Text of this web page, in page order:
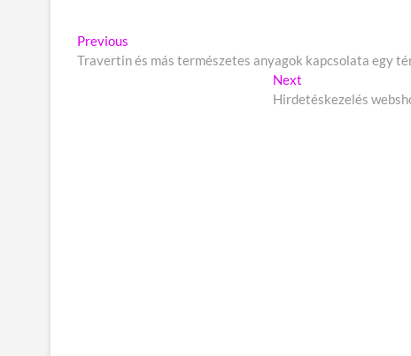
B
e
Previous
r
Travertin és más természetes anyagok kapcsolata egy
Next
e
Hirdetéskezelés